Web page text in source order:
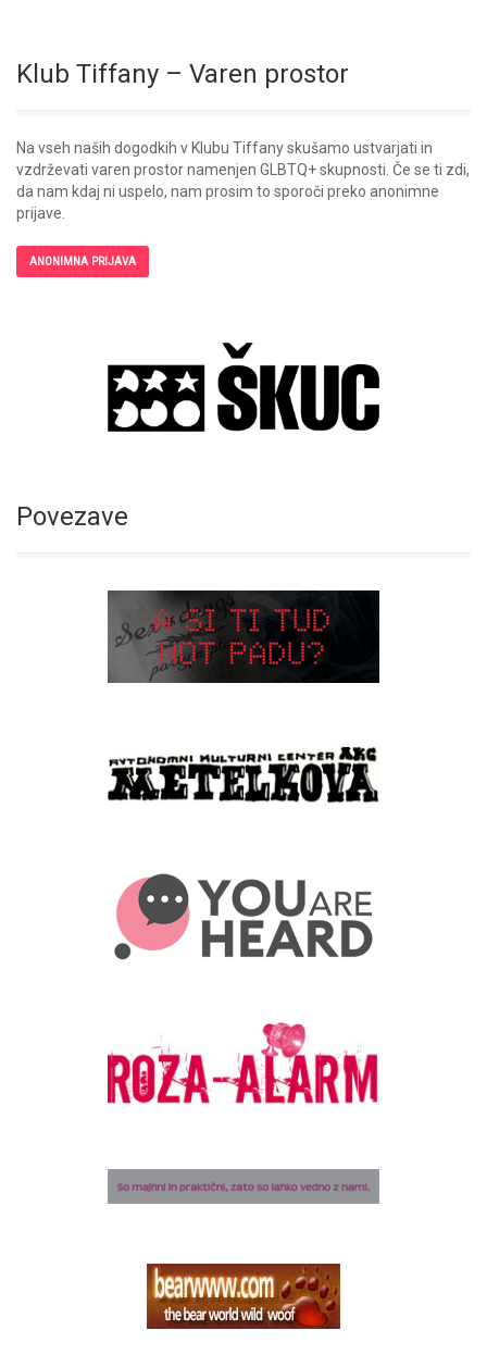
Klub Tiffany – Varen prostor
Na vseh naših dogodkih v Klubu Tiffany skušamo ustvarjati in
vzdrževati varen prostor namenjen GLBTQ+ skupnosti. Če se ti zdi,
da nam kdaj ni uspelo, nam prosim to sporoči preko anonimne
prijave.
ANONIMNA PRIJAVA
Povezave